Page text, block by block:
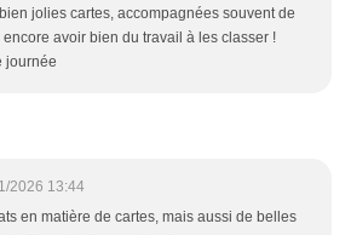
jolies cartes, accompagnées souvent de
encore avoir bien du travail à les classer !
journée
2026 13:44
en matière de cartes, mais aussi de belles